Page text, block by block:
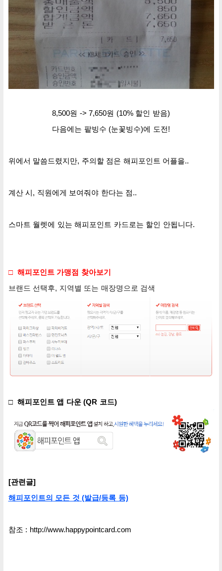
8,500원 -> 7,650원 (10% 할인 받음)
다음에는 팥빙수 (눈꽃빙수)에 도전!
위에서 말씀드렸지만, 주의할 점은 해피포인트 어플을..
계산 시, 직원에게 보여줘야 한다는 점..
스마트 월렛에 있는 해피포인트 카드로는 할인 안됩니다.
□ 해피포인트 가맹점 찾아보기
브랜드 선택후, 지역별 또는 매장명으로 검색
□ 해피포인트 앱 다운 (QR 코드)
[관련글]
해피포인트의 모든 것 (발급/등록 등)
참조 : http://www.happypointcard.com